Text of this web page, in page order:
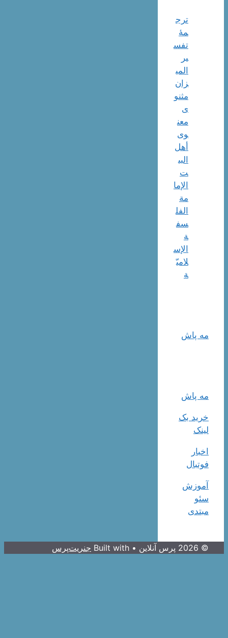
ترج
مۀ
تفس
یر
المی
زان
مثنو
ی
معن
وی
أهل
البي
ت
الإما
مة
الفل
سف
ة
الإس
لاميّ
ة
مه پاش
مه پاش
خرید بک
لینک
اخبار
فوتبال
آموزش
سئو
مبتدی
© 2026 پرس آنلاین • Built with جنریت‌پرس